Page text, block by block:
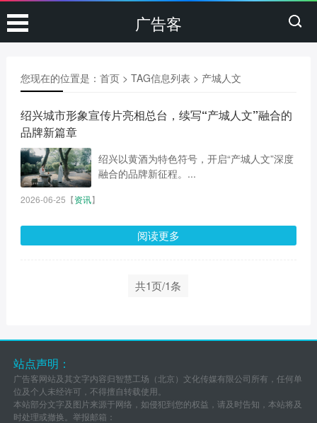
广告客
您现在的位置是： 首页> TAG信息列表 > 产城人文
绍兴城市形象宣传片亮相总台，续写“产城人文”融合的
品牌新篇章
绍兴以黄酒为特色符号，开启“产城人文”深度
融合的品牌新征程。...
2026-06-25 【资讯】
阅读更多
共1页/1条
站点声明：
广告客网站及其文字内容归智慧工场（北京）文化传媒有限公司所有，任何单
位及个人未经许可，不得擅自转载使用。
本站部分文字及图片来源于网络，如侵犯到您的权益，请及时告知，本站将及
时处理或撤换。举报邮箱：